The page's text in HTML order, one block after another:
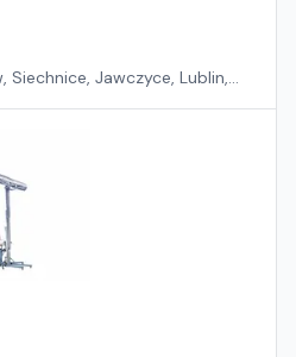
Siechnice, Jawczyce, Lublin,